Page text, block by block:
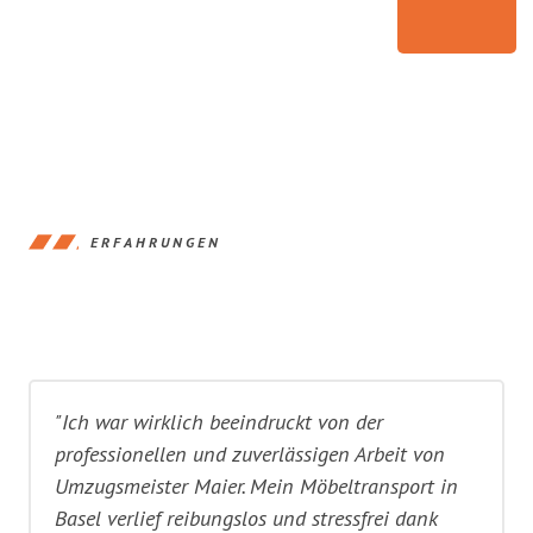
ERFAHRUNGEN
"Ich war wirklich beeindruckt von der
professionellen und zuverlässigen Arbeit von
Umzugsmeister Maier. Mein Möbeltransport in
Basel verlief reibungslos und stressfrei dank